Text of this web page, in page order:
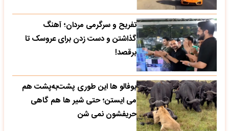
تفریح و سرگرمی مردان؛ آهنگ
گذاشتن و دست زدن برای عروسک تا
برقصد!
بوفالو ها این‌ طوری پشت‌به‌پشت هم
می‌ ایستن؛ حتی شیر ها هم گاهی
حریفشون نمی‌ شن